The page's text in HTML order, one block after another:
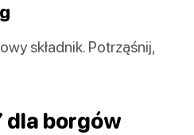
składnik. Potrząśnij,
dla borgów